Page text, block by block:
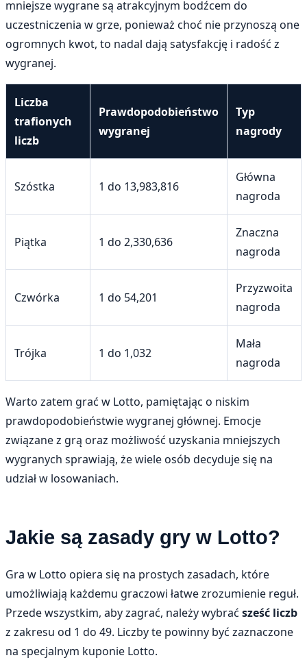
mniejsze wygrane są atrakcyjnym bodźcem do
uczestniczenia w grze, ponieważ choć nie przynoszą one
ogromnych kwot, to nadal dają satysfakcję i radość z
wygranej.
Liczba
trafionych
liczb
Prawdopodobieństwo
wygranej
Typ
nagrody
Szóstka 1 do 13,983,816
Główna
nagroda
Piątka 1 do 2,330,636
Znaczna
nagroda
Czwórka 1 do 54,201
Przyzwoita
nagroda
Trójka 1 do 1,032
Mała
nagroda
Warto zatem grać w Lotto, pamiętając o niskim
prawdopodobieństwie wygranej głównej. Emocje
związane z grą oraz możliwość uzyskania mniejszych
wygranych sprawiają, że wiele osób decyduje się na
udział w losowaniach.
Jakie są zasady gry w Lotto?
Gra w Lotto opiera się na prostych zasadach, które
umożliwiają każdemu graczowi łatwe zrozumienie reguł.
Przede wszystkim, aby zagrać, należy wybrać sześć liczb
z zakresu od 1 do 49. Liczby te powinny być zaznaczone
na specjalnym kuponie Lotto.